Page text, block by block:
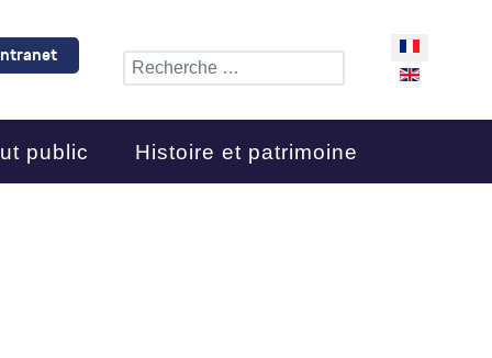
Rechercher
Sélectionnez
public Histoire et patrimoine